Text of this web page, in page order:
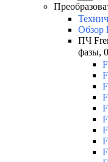
Обзор
ПЧ
фазы,